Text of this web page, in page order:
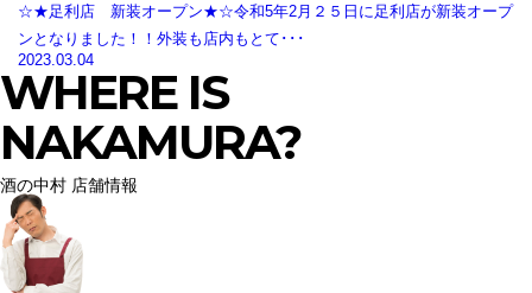
☆★足利店 新装オープン★☆令和5年2月２５日に足利店が新装オープ
ンとなりました！！外装も店内もとて･･･
2023.03.04
WHERE IS
NAKAMURA?
酒の中村 店舗情報